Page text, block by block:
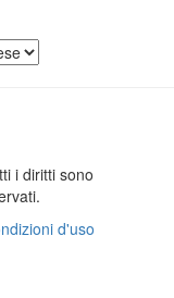
i diritti sono
d'uso